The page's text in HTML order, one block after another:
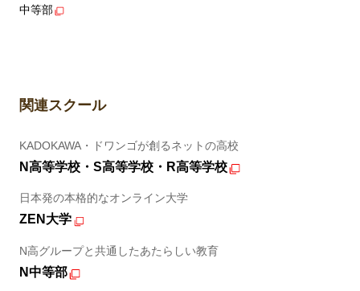
中等部
関連スクール
KADOKAWA・ドワンゴが創るネットの高校
N高等学校・S高等学校・R高等学校
日本発の本格的なオンライン大学
ZEN大学
N高グループと共通したあたらしい教育
N中等部